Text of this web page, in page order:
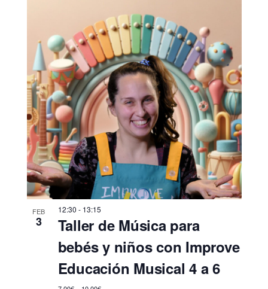
FEB
3
12:30 - 13:15
Taller de Música para
bebés y niños con Improve
Educación Musical 4 a 6